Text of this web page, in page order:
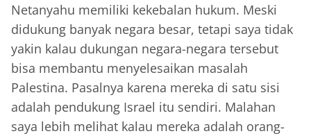
Netanyahu memiliki kekebalan hukum. Meski
didukung banyak negara besar, tetapi saya tidak
yakin kalau dukungan negara-negara tersebut
bisa membantu menyelesaikan masalah
Palestina. Pasalnya karena mereka di satu sisi
adalah pendukung Israel itu sendiri. Malahan
saya lebih melihat kalau mereka adalah orang-